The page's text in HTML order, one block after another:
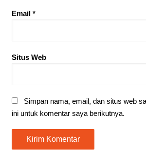
Email *
Situs Web
Simpan nama, email, dan situs web
ini untuk komentar saya berikutnya.